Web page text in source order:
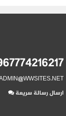
967774216217 -
رسالة سريعة